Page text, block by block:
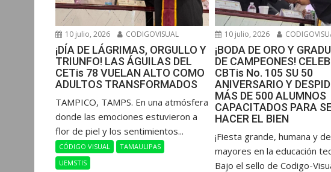
10 julio, 2026 CODIGOVISUAL
¡DÍA DE LÁGRIMAS, ORGULLO Y
TRIUNFO! LAS ÁGUILAS DEL
CETis 78 VUELAN ALTO COMO
ADULTOS TRANSFORMADOS
​TAMPICO, TAMPS. En una atmósfera
donde las emociones estuvieron a
flor de piel y los sentimientos...
CÓDIGO VISUAL
TAMAULIPAS
UEMSTIS
10 julio, 2026
¡BODA DE ORO Y
DE CAMPEONES!
CBTis No. 105 SU 50
ANIVERSARIO Y
MÁS DE 500 ALUMNOS
CAPACITADOS PARA
HACER EL BIEN
​¡Fiesta grande, humana y
mayores en la educación
Bajo el sello de Codigo-